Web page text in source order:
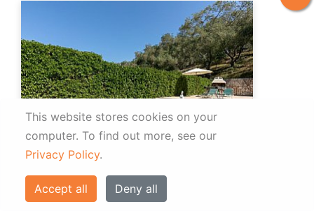
This website stores cookies on your
computer. To find out more, see our
Privacy Policy.
Accept all Deny all